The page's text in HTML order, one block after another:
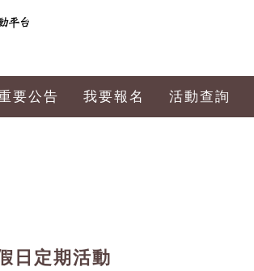
要公告 我要報名 活動查詢
日定期活動